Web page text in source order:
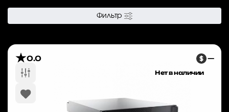
Фильтр
—
Нет в наличии
0.0